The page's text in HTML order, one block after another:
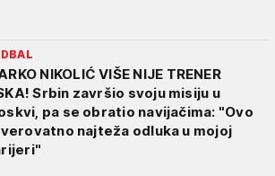
NIKOLIĆ VIŠE NIJE TRENER
Srbin završio svoju misiju u
pa se obratio navijačima: "Ovo
najteža odluka u mojoj